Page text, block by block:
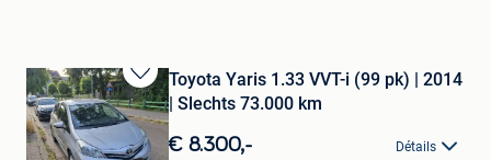
Sauvegarder
dans
Mes
Favoris
Toyota Yaris 1.33 VVT-i (99 pk) | 2014
| Slechts 73.000 km
€ 8.300,- Détails